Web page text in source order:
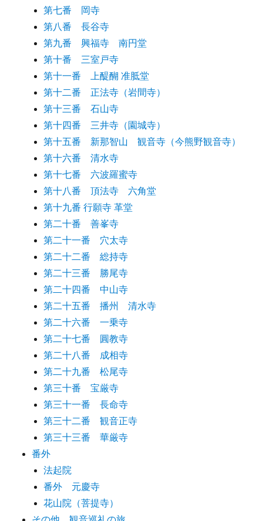
第七番 岡寺
第八番 長谷寺
第九番 興福寺 南円堂
第十番 三室戸寺
第十一番 上醍醐 准胝堂
第十二番 正法寺（岩間寺）
第十三番 石山寺
第十四番 三井寺（園城寺）
第十五番 新那智山 観音寺（今熊野観音寺）
第十六番 清水寺
第十七番 六波羅蜜寺
第十八番 頂法寺 六角堂
第十九番 行願寺 革堂
第二十番 善峯寺
第二十一番 穴太寺
第二十二番 総持寺
第二十三番 勝尾寺
第二十四番 中山寺
第二十五番 播州 清水寺
第二十六番 一乗寺
第二十七番 圓教寺
第二十八番 成相寺
第二十九番 松尾寺
第三十番 宝厳寺
第三十一番 長命寺
第三十二番 観音正寺
第三十三番 華厳寺
番外
法起院
番外 元慶寺
花山院（菩提寺）